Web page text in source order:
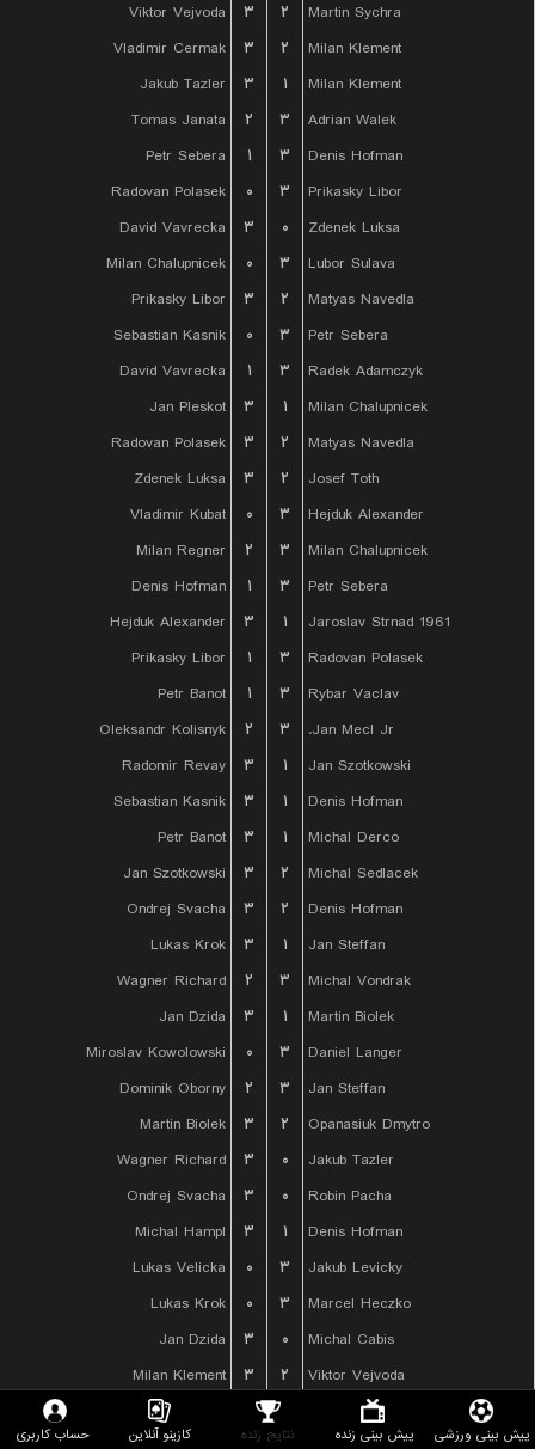
Viktor Vejvoda
۳ ۲
Martin Sychra
Vladimir Cermak
۳ ۲
Milan Klement
Jakub Tazler
۳ ۱
Milan Klement
Tomas Janata
۲ ۳
Adrian Walek
Petr Sebera
۱ ۳
Denis Hofman
Radovan Polasek
۰ ۳
Prikasky Libor
David Vavrecka
۳ ۰
Zdenek Luksa
Milan Chalupnicek
۰ ۳
Lubor Sulava
Prikasky Libor
۳ ۲
Matyas Navedla
Sebastian Kasnik
۰ ۳
Petr Sebera
David Vavrecka
۱ ۳
Radek Adamczyk
Jan Pleskot
۳ ۱
Milan Chalupnicek
Radovan Polasek
۳ ۲
Matyas Navedla
Zdenek Luksa
۳ ۲
Josef Toth
Vladimir Kubat
۰ ۳
Hejduk Alexander
Milan Regner
۲ ۳
Milan Chalupnicek
Denis Hofman
۱ ۳
Petr Sebera
Hejduk Alexander
۳ ۱
Jaroslav Strnad 1961
Prikasky Libor
۱ ۳
Radovan Polasek
Petr Banot
۱ ۳
Rybar Vaclav
Oleksandr Kolisnyk
۲ ۳
Jan Mecl Jr.
Radomir Revay
۳ ۱
Jan Szotkowski
Sebastian Kasnik
۳ ۱
Denis Hofman
Petr Banot
۳ ۱
Michal Derco
Jan Szotkowski
۳ ۲
Michal Sedlacek
Ondrej Svacha
۳ ۲
Denis Hofman
Lukas Krok
۳ ۱
Jan Steffan
Wagner Richard
۲ ۳
Michal Vondrak
Jan Dzida
۳ ۱
Martin Biolek
Miroslav Kowolowski
۰ ۳
Daniel Langer
Dominik Oborny
۲ ۳
Jan Steffan
Martin Biolek
۳ ۲
Opanasiuk Dmytro
Wagner Richard
۳ ۰
Jakub Tazler
Ondrej Svacha
۳ ۰
Robin Pacha
Michal Hampl
۳ ۱
Denis Hofman
Lukas Velicka
۰ ۳
Jakub Levicky
Lukas Krok
۰ ۳
Marcel Heczko
Jan Dzida
۳ ۰
Michal Cabis
Milan Klement
۳ ۲
Viktor Vejvoda
Vojtech Svechota
۳
Michal Hampl
پیش بینی ورزشی پیش بینی زنده نتایج زنده کازینو آنلاین حساب کاربری